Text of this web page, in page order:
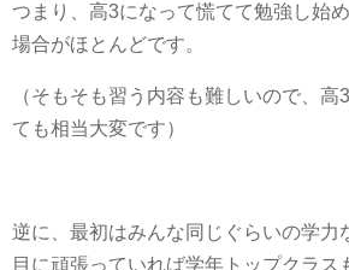
つまり、高3になって慌てて勉強し始
場合がほとんどです。
（そもそも習う内容も難しいので、高
ても相当大変です）
逆に、最初はみんな同じぐらいの学力
目に頑張っていれば学年トップクラス